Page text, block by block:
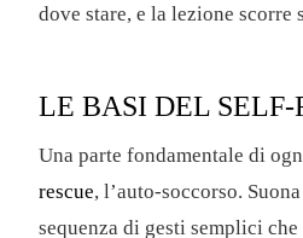
dove stare, e la lezione scorre
LE BASI DEL SELF-
Una parte fondamentale di
rescue, l’auto-soccorso.
sequenza di gesti semplici